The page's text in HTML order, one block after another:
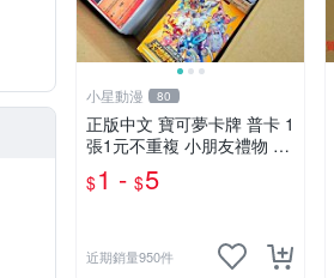
小星動漫 80
正版中文 寶可夢卡牌 普卡 1
張1元不重複 小朋友禮物 補
習班獎勵 中文版 PTCG寶可
夢卡 官方現貨
$1 - $5
近期銷量950件